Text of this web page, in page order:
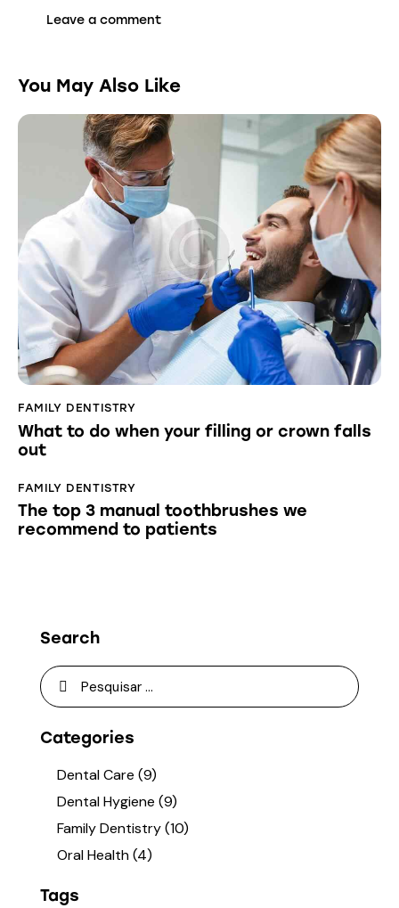
You May Also Like
FAMILY DENTISTRY
What to do when your filling or crown falls
out
FAMILY DENTISTRY
The top 3 manual toothbrushes we
recommend to patients
Search
Pesquisar
por:
Categories
Dental Care (9)
Dental Hygiene (9)
Family Dentistry(10)
Oral Health(4)
Tags